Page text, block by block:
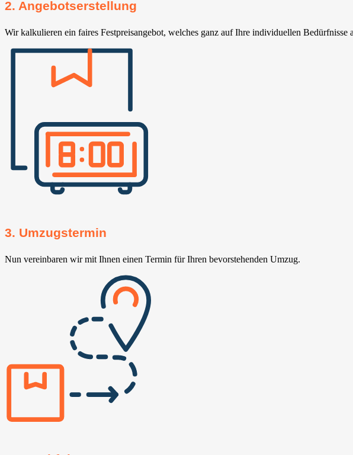
2. Angebotserstellung
Wir kalkulieren ein faires Festpreisangebot, welches ganz auf Ihre individuellen Bedürfnisse
3. Umzugstermin
Nun vereinbaren wir mit Ihnen einen Termin für Ihren bevorstehenden Umzug.